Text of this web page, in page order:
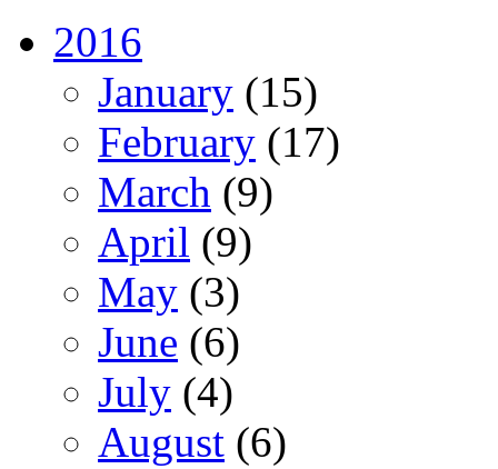
2016
January (15)
February (17)
March (9)
April (9)
May (3)
June (6)
July (4)
August (6)